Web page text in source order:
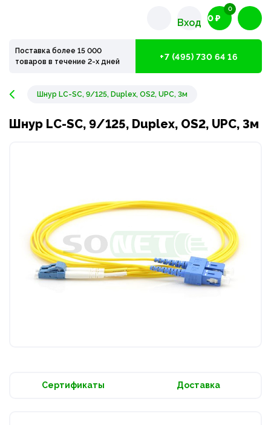
Вход 0 ₽
0
Поставка более 15 000
товаров в течение 2-х дней
+7 (495) 730 64 16
Шнур LC-SC, 9/125, Duplex, OS2, UPC, 3м
Шнур LC-SC, 9/125, Duplex, OS2, UPC, 3м
Сертификаты Доставка